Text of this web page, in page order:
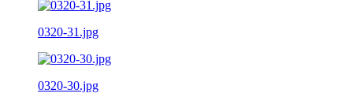
0320-31.jpg
0320-30.jpg